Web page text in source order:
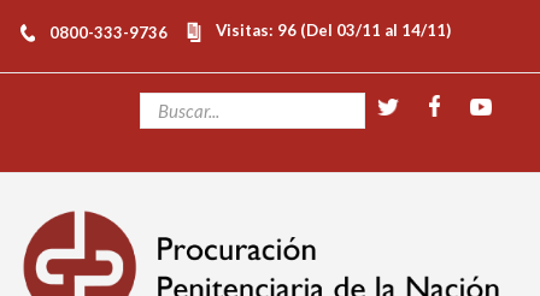
0800-333-9736 Visitas: 96 (Del 03/11 al 14/11)